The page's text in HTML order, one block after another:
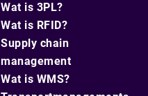
Wat is 3PL?
Wat is RFID?
Supply chain
management
Wat is WMS?